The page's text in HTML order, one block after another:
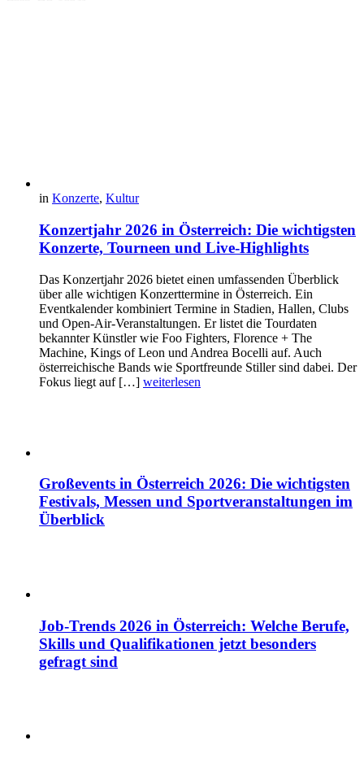
in Konzerte, Kultur
Konzertjahr 2026 in Österreich: Die wichtigsten
Konzerte, Tourneen und Live-Highlights
Das Konzertjahr 2026 bietet einen umfassenden Überblick
über alle wichtigen Konzerttermine in Österreich. Ein
Eventkalender kombiniert Termine in Stadien, Hallen, Clubs
und Open-Air-Veranstaltungen. Er listet die Tourdaten
bekannter Künstler wie Foo Fighters, Florence + The
Machine, Kings of Leon und Andrea Bocelli auf. Auch
österreichische Bands wie Sportfreunde Stiller sind dabei. Der
Fokus liegt auf […] weiterlesen
Großevents in Österreich 2026: Die wichtigsten
Festivals, Messen und Sportveranstaltungen im
Überblick
Job-Trends 2026 in Österreich: Welche Berufe,
Skills und Qualifikationen jetzt besonders
gefragt sind